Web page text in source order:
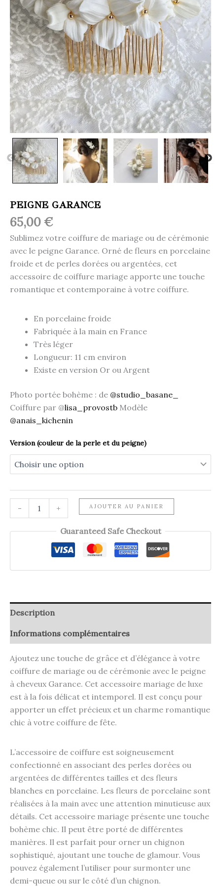
PEIGNE GARANCE
65,00€
Sublimez votre coiffure de mariage ou de cérémonie
avec le peigne Garance. Orné de fleurs en porcelaine
froide et de perles dorées ou argentées, cet
accessoire de coiffure mariage apporte une touche
romantique et contemporaine à votre coiffure.
En porcelaine froide
Fabriquée à la main en France
Très léger
Longueur: 11 cm environ
Existe en version Or ou Argent
Photo portée bohème : de @studio_basane_
Coiffure par @lisa_provostb Modèle
@anais_kichenin
Version (couleur de la perle et du peigne)
-
GARANCE
+ AJOUTER AU PANIER
Guaranteed Safe Checkout
Description
Informations complémentaires
Ajoutez une touche de grâce et d’élégance à votre
coiffure de mariage ou de cérémonie avec le peigne
à cheveux Garance. Cet accessoire mariage de luxe
est à la fois délicat et intemporel. Il est conçu pour
apporter un effet précieux et un charme romantique
chic à votre coiffure de fête.
L’accessoire de coiffure est soigneusement
confectionné en associant des perles dorées ou
argentées de différentes tailles et des fleurs
blanches en porcelaine. Les fleurs de porcelaine sont
réalisées à la main avec une attention minutieuse aux
détails. Cet accessoire mariage présente une touche
bohème chic. Il peut être porté de différentes
manières. Il est parfait pour orner un chignon
sophistiqué, ajoutant une touche de glamour. Vous
pouvez également l’utiliser pour surmonter une
demi-queue ou sur le côté d’un chignon.